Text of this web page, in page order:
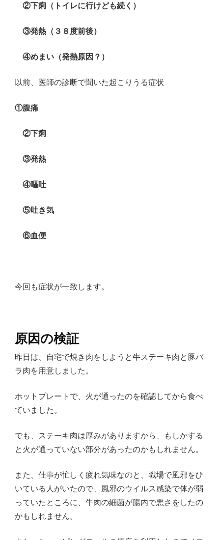
②下痢（トイレに行けども続く）
③発熱（３８度前後）
④めまい（発熱原因？）
以前、医師の診断で聞いた起こりうる症状
①腹痛
②下痢
③発熱
④嘔吐
⑤吐き気
⑥血便
今回も症状が一致します。
原因の検証
昨日は、自宅で焼き肉をしようと牛ステーキ肉と豚バ
ラ肉を用意しました。
ホットプレートで、火が通ったのを確認してから食べ
ていました。
でも、ステーキ肉は厚みがありますから、もしかする
と火が通っていない部分があったのかもしれません。
また、仕事が忙しく疲れ気味なのと、職場で風邪をひ
いている人がいたので、風邪のウイルス感染で体が弱
っていたところに、牛肉の細菌が腸内で悪さをしたの
かもしれません。